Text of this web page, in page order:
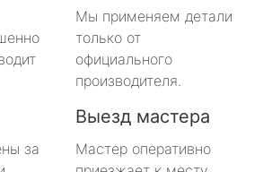
Мы применяем детали
только от
официального
производителя.
за
Выезд мастера
Мастер оперативно